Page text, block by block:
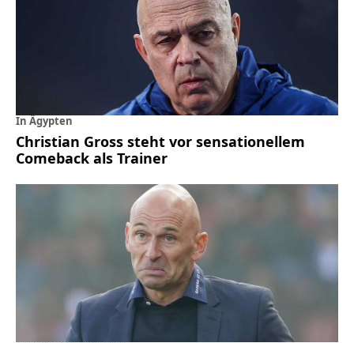
In Ägypten
Christian Gross steht vor sensationellem
Comeback als Trainer